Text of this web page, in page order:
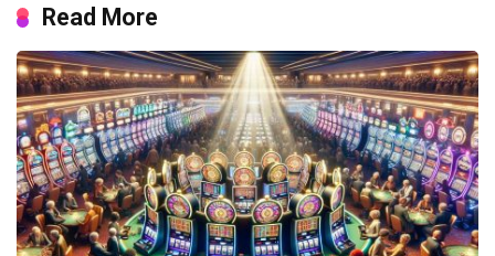
Read More